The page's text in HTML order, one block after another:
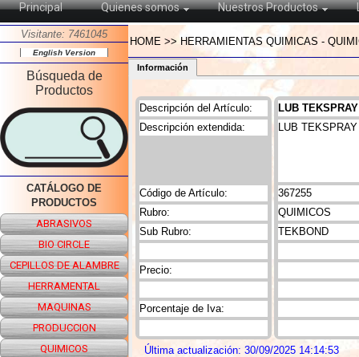
Principal Quienes somos Nuestros Productos
Visitante: 7461045
English Version
Búsqueda de
Productos
CATÁLOGO DE
PRODUCTOS
ABRASIVOS
BIO CIRCLE
CEPILLOS DE ALAMBRE
HERRAMENTAL
MAQUINAS
PRODUCCION
QUIMICOS
HOME >> HERRAMIENTAS QUIMICAS -
Información
Descripción del Artículo:
Código de Artículo:
Rubro:
Sub Rubro:
Precio:
Descripción extendida:
Porcentaje de Iva:
LUB TEKSPRAY
367255
QUIMICOS
TEKBOND
LUB TEKSPRAY
Última actualización: 30/09/2025 14:14:53